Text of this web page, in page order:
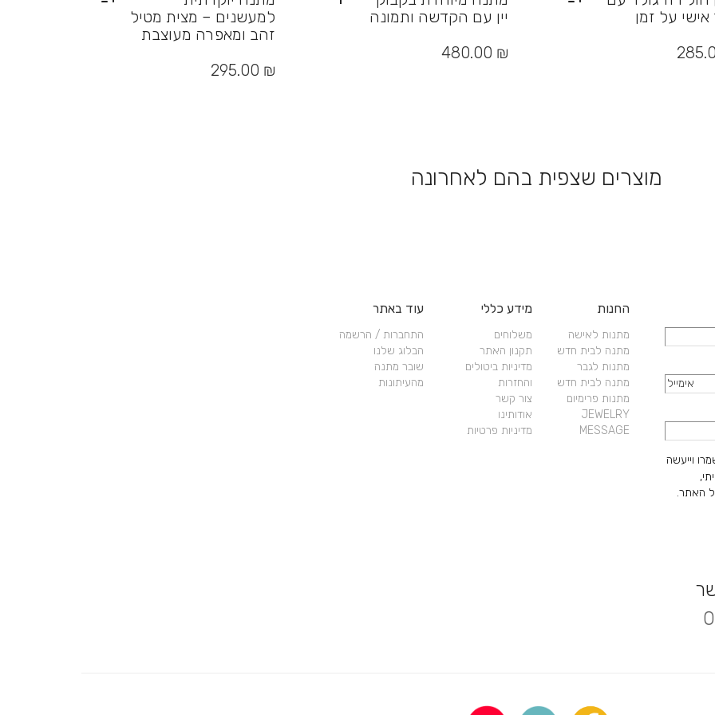
על זמן
יין עם הקדשה ותמונה
480.00 ₪
למעשנים – מצית מטיל
זהב ומאפרה מעוצבת
זה 295.00 ₪
מוצרים שצפית בהם לאחרונה
וייעשה
האתר.
החנות
מתנות לאישה
מתנה לבית חדש
מתנות לגבר
מתנה לבית חדש
מתנות פרימיום
JEWELRY
MESSAGE
מידע כללי
משלוחים
תקנון האתר
מדיניות ביטולים
והחזרות
צור קשר
אודותינו
מדיניות פרטיות
עוד באתר
התחברות / הרשמה
הבלוג שלנו
שובר מתנה
מהעיתונות